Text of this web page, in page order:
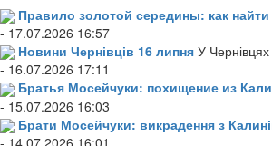
Правило золотой середины: как
- 17.07.2026 16:57
Новини Чернівців 16 липня У
- 16.07.2026 17:11
Братья Мосейчуки: похищение из
- 15.07.2026 16:03
Брати Мосейчуки: викрадення з
- 14.07.2026 16:01